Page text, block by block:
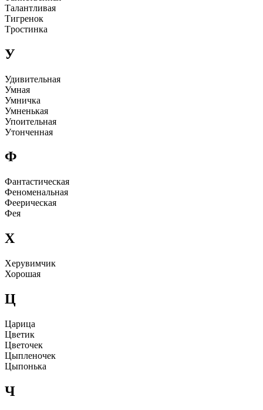
Талантливая
Тигpенок
Тpостинка
У
Удивительная
Умная
Умничка
Умненькая
Упоительная
Утонченная
Ф
Фантастическая
Феноменальная
Фееpическая
Фея
Х
Хеpyвимчик
Хоpошая
Ц
Цаpица
Цветик
Цветочек
Цыпленочек
Цыпонька
Ч